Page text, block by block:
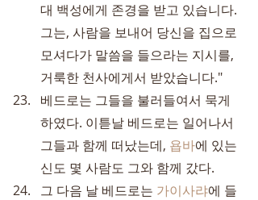
대 백성에게 존경을 받고 있습니다.
그는, 사람을 보내어 당신을 집으로
모셔다가 말씀을 들으라는 지시를,
거룩한 천사에게서 받았습니다."
베드로는 그들을 불러들여서 묵게
하였다. 이튿날 베드로는 일어나서
그들과 함께 떠났는데, 욥바에 있는
신도 몇 사람도 그와 함께 갔다.
그 다음 날 베드로는 가이사랴에 들